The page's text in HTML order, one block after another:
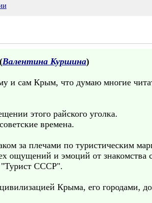
Валентина Куршина)
и сам Крым, что думаю многие
этого райского уголка.
времена.
за плечами по туристическим
ощущений и эмоций от
"Турист СССР".
Крыма, его городами,